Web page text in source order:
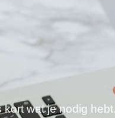
wat je nodig